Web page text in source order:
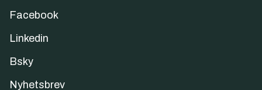
Facebook
Linkedin
Bsky
Nyhetsbrev